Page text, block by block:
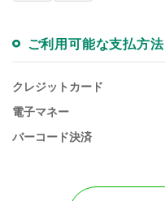
ご利用可能な支払方法
クレジットカード
電子マネー
バーコード決済